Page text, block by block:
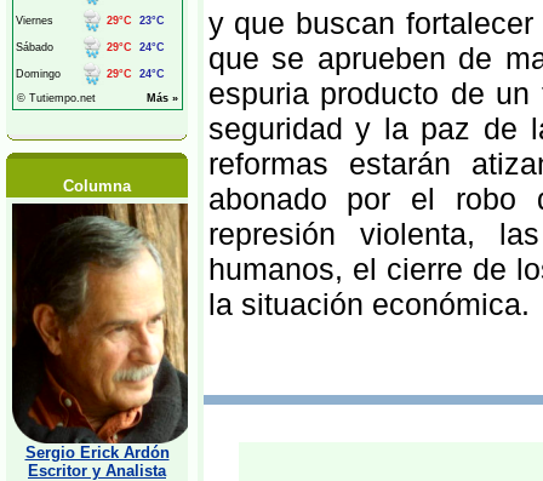
Columna
Sergio Erick Ardón
Escritor y Analista
y que buscan
que se aprueben de
espuria producto de
seguridad y la paz de
reformas estarán
abonado por el robo
represión violenta,
humanos, el cierre de
la situación económica.